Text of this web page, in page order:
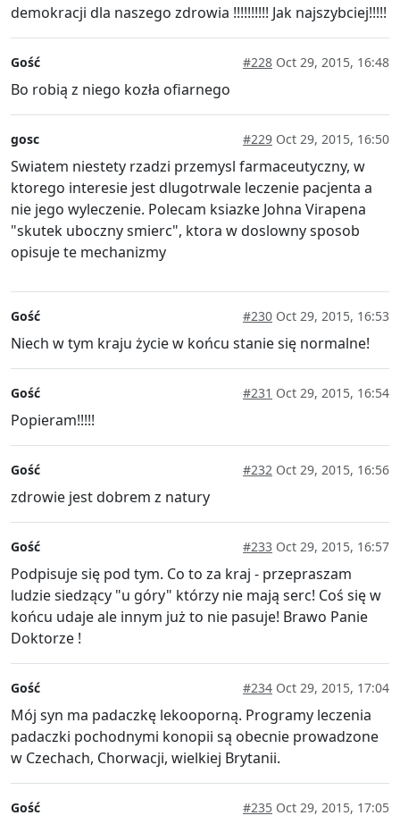
demokracji dla naszego zdrowia !!!!!!!!!! Jak najszybciej!!!!!
Gość #228 Oct 29, 2015, 16:48
Bo robią z niego kozła ofiarnego
gosc #229 Oct 29, 2015, 16:50
Swiatem niestety rzadzi przemysl farmaceutyczny, w
ktorego interesie jest dlugotrwale leczenie pacjenta a
nie jego wyleczenie. Polecam ksiazke Johna Virapena
"skutek uboczny smierc", ktora w doslowny sposob
opisuje te mechanizmy
Gość #230 Oct 29, 2015, 16:53
Niech w tym kraju życie w końcu stanie się normalne!
Gość #231 Oct 29, 2015, 16:54
Popieram!!!!!
Gość #232 Oct 29, 2015, 16:56
zdrowie jest dobrem z natury
Gość #233 Oct 29, 2015, 16:57
Podpisuje się pod tym. Co to za kraj - przepraszam
ludzie siedzący "u góry" którzy nie mają serc! Coś się w
końcu udaje ale innym już to nie pasuje! Brawo Panie
Doktorze !
Gość #234 Oct 29, 2015, 17:04
Mój syn ma padaczkę lekooporną. Programy leczenia
padaczki pochodnymi konopii są obecnie prowadzone
w Czechach, Chorwacji, wielkiej Brytanii.
Gość #235 Oct 29, 2015, 17:05